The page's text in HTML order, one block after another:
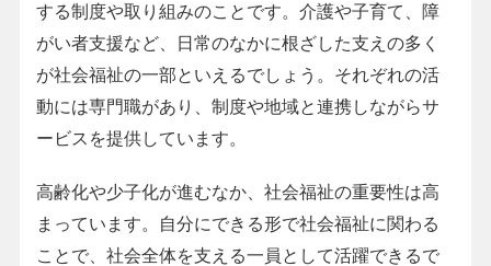
する制度や取り組みのことです。介護や子育て、障
がい者支援など、日常のなかに根ざした支えの多く
が社会福祉の一部といえるでしょう。それぞれの活
動には専門職があり、制度や地域と連携しながらサ
ービスを提供しています。
高齢化や少子化が進むなか、社会福祉の重要性は高
まっています。自分にできる形で社会福祉に関わる
ことで、社会全体を支える一員として活躍できるで